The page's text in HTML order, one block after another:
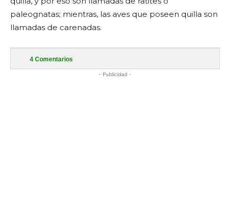
paleognatas; mientras, las aves que poseen quilla son
llamadas de carenadas.
4 Comentarios
- Publicidad -